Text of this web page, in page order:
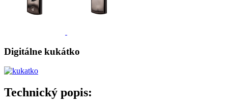
Digitálne kukátko
Technický popis: